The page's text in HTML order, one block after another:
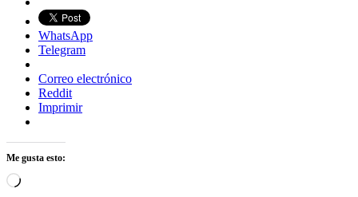
WhatsApp
Telegram
Correo electrónico
Reddit
Imprimir
Me gusta esto:
Cargando...